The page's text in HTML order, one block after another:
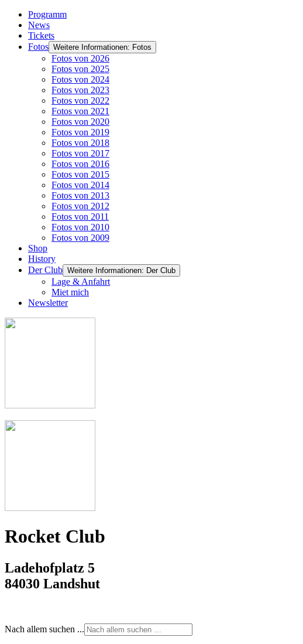
Programm
News
Tickets
Fotos Weitere Informationen: Fotos
Fotos von 2026
Fotos von 2025
Fotos von 2024
Fotos von 2023
Fotos von 2022
Fotos von 2021
Fotos von 2020
Fotos von 2019
Fotos von 2018
Fotos von 2017
Fotos von 2016
Fotos von 2015
Fotos von 2014
Fotos von 2013
Fotos von 2012
Fotos von 2011
Fotos von 2010
Fotos von 2009
Shop
History
Der Club Weitere Informationen: Der Club
Lage & Anfahrt
Miet mich
Newsletter
Rocket Club
Ladehofplatz 5
84030 Landshut
Nach allem suchen ...